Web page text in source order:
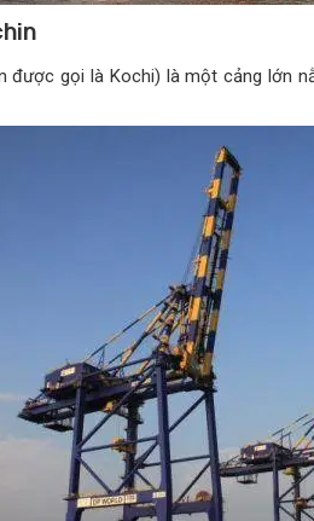
được gọi là Kochi) là một cảng lớn